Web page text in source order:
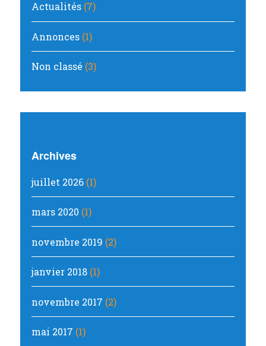
Actualités (7)
Annonces (1)
Non classé (3)
Archives
juillet 2026 (1)
mars 2020 (1)
novembre 2019 (2)
janvier 2018 (1)
novembre 2017 (2)
mai 2017 (1)